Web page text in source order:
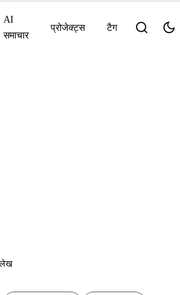
AI
समाचार
प्रोजेक्ट्स टैग
लेख